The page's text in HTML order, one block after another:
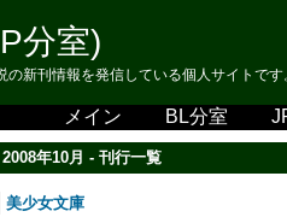
分室)
の新刊情報を発信している個人サイトで
メイン BL分室
2008年10月 - 刊行一覧
美少女文庫